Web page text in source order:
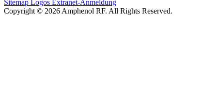
Sitemap Logos Extranet-Anmeldung
Copyright © 2026 Amphenol RF. All Rights Reserved.